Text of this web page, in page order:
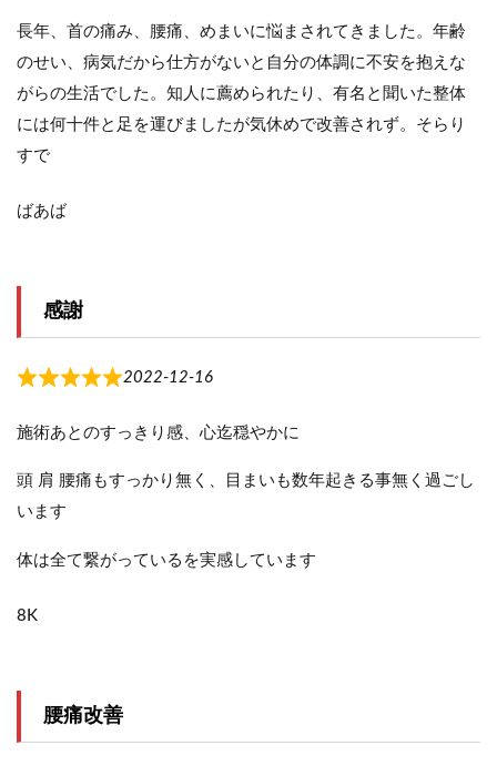
長年、首の痛み、腰痛、めまいに悩まされてきました。年齢
のせい、病気だから仕方がないと自分の体調に不安を抱えな
がらの生活でした。知人に薦められたり、有名と聞いた整体
には何十件と足を運びましたが気休めで改善されず。そらり
すで
ばあば
感謝
2022-12-16
施術あとのすっきり感、心迄穏やかに
頭 肩 腰痛もすっかり無く、目まいも数年起きる事無く過ごし
います
体は全て繋がっているを実感しています
8K
腰痛改善